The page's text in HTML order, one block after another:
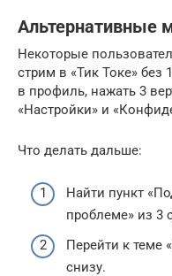
Альтернативные
Некоторые
стрим в «Тик Токе» без
в профиль, нажать 3
«Настройки» и
Что делать дальше:
Найти пункт
проблеме» из 3
Перейти к теме
снизу.